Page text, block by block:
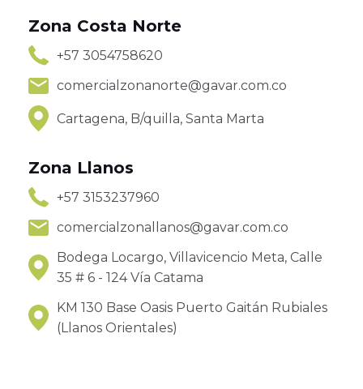
Zona Costa Norte
+57 3054758620
comercialzonanorte@gavar.com.co
Cartagena, B/quilla, Santa Marta
Zona Llanos
+57 3153237960
comercialzonallanos@gavar.com.co
Bodega Locargo, Villavicencio Meta, Calle
35 # 6 - 124 Vía Catama
KM 130 Base Oasis Puerto Gaitán Rubiales
(Llanos Orientales)